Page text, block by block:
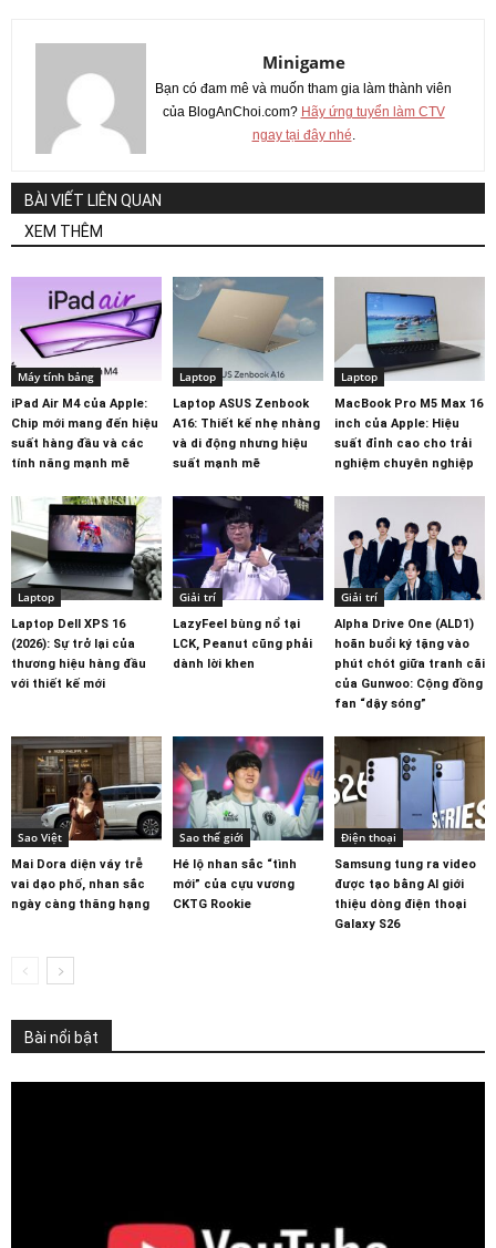
Minigame
Bạn có đam mê và muốn tham gia làm thành viên
của BlogAnChoi.com? Hãy ứng tuyển làm CTV
ngay tại đây nhé.
BÀI VIẾT LIÊN QUAN
XEM THÊM
Máy tính bảng
iPad Air M4 của Apple:
Chip mới mang đến hiệu
suất hàng đầu và các
tính năng mạnh mẽ
Laptop
Laptop ASUS Zenbook
A16: Thiết kế nhẹ nhàng
và di động nhưng hiệu
suất mạnh mẽ
Laptop
MacBook Pro M5 Max 16
inch của Apple: Hiệu
suất đỉnh cao cho trải
nghiệm chuyên nghiệp
Laptop
Laptop Dell XPS 16
(2026): Sự trở lại của
thương hiệu hàng đầu
với thiết kế mới
Giải trí
LazyFeel bùng nổ tại
LCK, Peanut cũng phải
dành lời khen
Giải trí
Alpha Drive One (ALD1)
hoãn buổi ký tặng vào
phút chót giữa tranh cãi
của Gunwoo: Cộng đồng
fan “dậy sóng”
Sao Việt
Mai Dora diện váy trễ
vai dạo phố, nhan sắc
ngày càng thăng hạng
Sao thế giới
Hé lộ nhan sắc “tình
mới” của cựu vương
CKTG Rookie
Điện thoại
Samsung tung ra video
được tạo bằng AI giới
thiệu dòng điện thoại
Galaxy S26
Bài nổi bật